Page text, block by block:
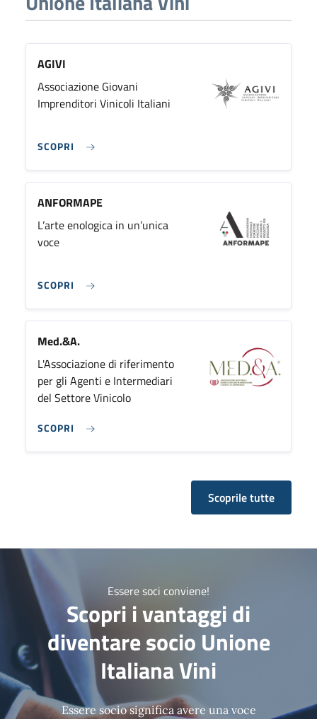
AGIVI
Associazione Giovani
Imprenditori Vinicoli Italiani
SCOPRI
ANFORMAPE
L’arte enologica in un’unica
voce
SCOPRI
Med.&A.
L'Associazione di riferimento
per gli Agenti e Intermediari
del Settore Vinicolo
SCOPRI
Scoprile tutte
Essere soci conviene!
Scopri i vantaggi di
diventare socio Unione
Italiana Vini
Essere socio significa avere una voce